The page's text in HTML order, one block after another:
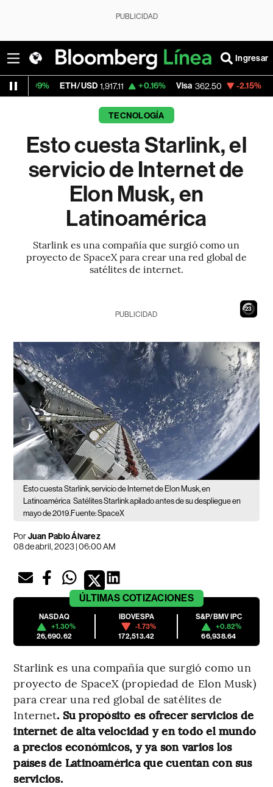
PUBLICIDAD
Ingresar
ETH/USD 1,917.11 +0.16% Visa 362.50 -2.15%
TECNOLOGÍA
Esto cuesta Starlink, el
servicio de Internet de
Elon Musk, en
Latinoamérica
Starlink es una compañía que surgió como un
proyecto de SpaceX para crear una red global de
satélites de internet.
21
PUBLICIDAD
Esto cuesta Starlink, servicio de Internet de Elon Musk, en
Latinoamérica Satélites Starlink apilado antes de su despliegue en
mayo de 2019.Fuente: SpaceX
PorJuan Pablo Álvarez
08 de abril, 2023 | 06:00 AM
ÚLTIMAS COTIZACIONES
NASDAQ
+1.30%
26,690.62
IBOVESPA
-1.73%
172,513.42
S&P/BMV IPC
+0.82%
66,938.64
Starlink es una compañía que surgió como un
proyecto de SpaceX (propiedad de Elon Musk)
para crear una red global de satélites de
Internet. Su propósito es ofrecer servicios de
internet de alta velocidad y en todo el mundo
a precios económicos, y ya son varios los
países de Latinoamérica que cuentan con sus
servicios.